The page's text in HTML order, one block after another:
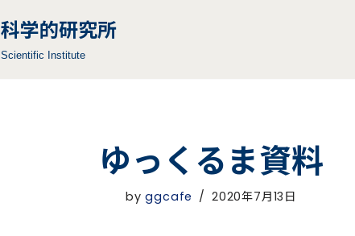
科学的研究所
Scientific Institute
ゆっくるま資料
byggcafe 2020年7月13日